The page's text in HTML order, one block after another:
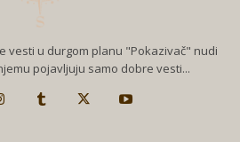
vesti u durgom planu "Pokazivač" nudi
pojavljuju samo dobre vesti...